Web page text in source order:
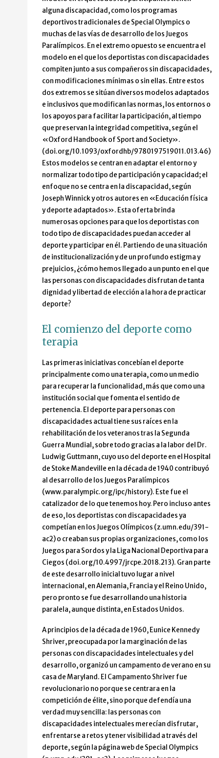
alguna discapacidad, como los programas
deportivos tradicionales de Special Olympics o
muchas de las vías de desarrollo de los Juegos
Paralímpicos. En el extremo opuesto se encuentra el
modelo en el que los deportistas con discapacidades
compiten junto a sus compañeros sin discapacidades,
con modificaciones mínimas o sin ellas. Entre estos
dos extremos se sitúan diversos modelos adaptados
e inclusivos que modifican las normas, los entornos o
los apoyos para facilitar la participación, al tiempo
que preservan la integridad competitiva, según el
«Oxford Handbook of Sport and Society».
(doi.org/10.1093/oxfordhb/9780197519011.013.46)
Estos modelos se centran en adaptar el entorno y
normalizar todo tipo de participación y capacidad; el
enfoque no se centra en la discapacidad, según
Joseph Winnick y otros autores en «Educación física
y deporte adaptados». Esta oferta brinda
numerosas opciones para que los deportistas con
todo tipo de discapacidades puedan acceder al
deporte y participar en él. Partiendo de una situación
de institucionalización y de un profundo estigma y
prejuicios, ¿cómo hemos llegado a un punto en el que
las personas con discapacidades disfrutan de tanta
dignidad y libertad de elección a la hora de practicar
deporte?
El comienzo del deporte como
terapia
Las primeras iniciativas concebían el deporte
principalmente como una terapia, como un medio
para recuperar la funcionalidad, más que como una
institución social que fomenta el sentido de
pertenencia. El deporte para personas con
discapacidades actual tiene sus raíces en la
rehabilitación de los veteranos tras la Segunda
Guerra Mundial, sobre todo gracias a la labor del Dr.
Ludwig Guttmann, cuyo uso del deporte en el Hospital
de Stoke Mandeville en la década de 1940 contribuyó
al desarrollo de los Juegos Paralímpicos
(www.paralympic.org/ipc/history). Este fue el
catalizador de lo que tenemos hoy. Pero incluso antes
de eso, los deportistas con discapacidades ya
competían en los Juegos Olímpicos (z.umn.edu/391-
ac2) o creaban sus propias organizaciones, como los
Juegos para Sordos y la Liga Nacional Deportiva para
Ciegos (doi.org/10.4997/jrcpe.2018.213). Gran parte
de este desarrollo inicial tuvo lugar a nivel
internacional, en Alemania, Francia y el Reino Unido,
pero pronto se fue desarrollando una historia
paralela, aunque distinta, en Estados Unidos.
A principios de la década de 1960, Eunice Kennedy
Shriver, preocupada por la marginación de las
personas con discapacidades intelectuales y del
desarrollo, organizó un campamento de verano en su
casa de Maryland. El Campamento Shriver fue
revolucionario no porque se centrara en la
competición de élite, sino porque defendía una
verdad muy sencilla: las personas con
discapacidades intelectuales merecían disfrutar,
enfrentarse a retos y tener visibilidad a través del
deporte, según la página web de Special Olympics